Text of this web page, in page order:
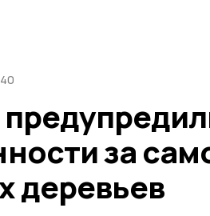
за
деревьев